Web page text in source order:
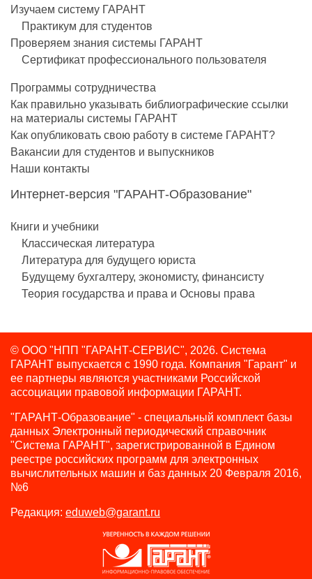
Изучаем систему ГАРАНТ
Практикум для студентов
Проверяем знания системы ГАРАНТ
Сертификат профессионального пользователя
Программы сотрудничества
Как правильно указывать библиографические ссылки
на материалы системы ГАРАНТ
Как опубликовать свою работу в системе ГАРАНТ?
Вакансии для студентов и выпускников
Наши контакты
Интернет-версия "ГАРАНТ-Образование"
Книги и учебники
Классическая литература
Литература для будущего юриста
Будущему бухгалтеру, экономисту, финансисту
Теория государства и права и Основы права
© ООО "НПП "ГАРАНТ-СЕРВИС", 2026. Система
ГАРАНТ выпускается с 1990 года. Компания "Гарант" и
ее партнеры являются участниками Российской
ассоциации правовой информации ГАРАНТ.
"ГАРАНТ-Образование" - специальный комплект базы
данных Электронный периодический справочник
"Система ГАРАНТ", зарегистрированной в Едином
реестре российских программ для электронных
вычислительных машин и баз данных 20 Февраля 2016,
№6
Редакция: eduweb@garant.ru